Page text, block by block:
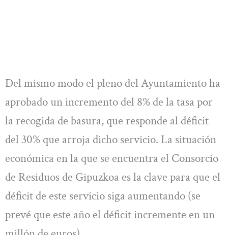
Del mismo modo el pleno del Ayuntamiento ha
aprobado un incremento del 8% de la tasa por
la recogida de basura, que responde al déficit
del 30% que arroja dicho servicio. La situación
económica en la que se encuentra el Consorcio
de Residuos de Gipuzkoa es la clave para que el
déficit de este servicio siga aumentando (se
prevé que este año el déficit incremente en un